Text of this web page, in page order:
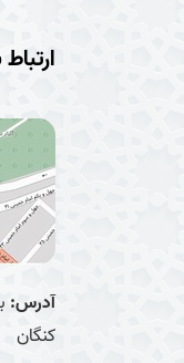
ارتباط
آدرس:
کنگان